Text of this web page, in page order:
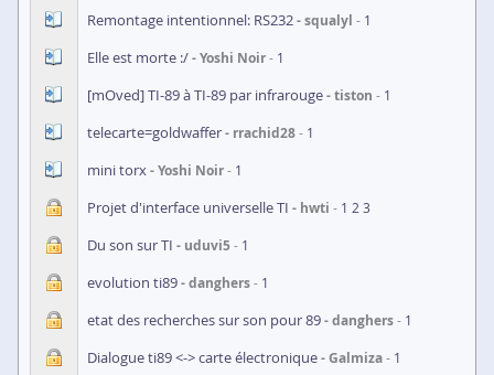
Remontage intentionnel: RS232 squalyl 1
Elle est morte :/ Yoshi Noir 1
[mOved] TI-89 à TI-89 par infrarouge tiston 1
telecarte=goldwaffer rrachid28 1
mini torx Yoshi Noir 1
Projet d'interface universelle TI hwti 1 2 3
Du son sur TI uduvi5 1
evolution ti89 danghers 1
etat des recherches sur son pour 89 danghers 1
Dialogue ti89 <-> carte électronique Galmiza 1